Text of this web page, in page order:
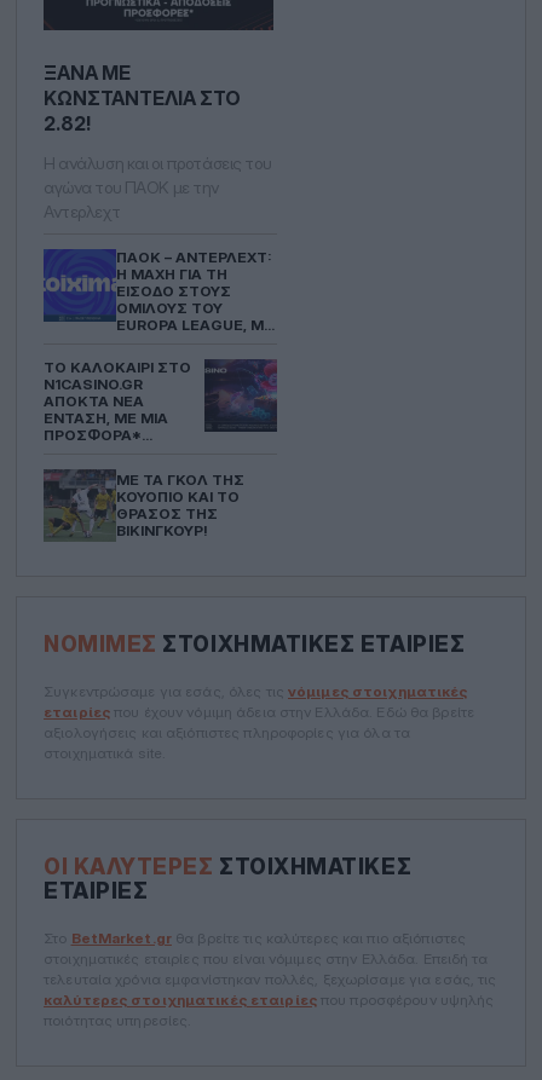
ΞΑΝΆ ΜΕ
ΚΩΝΣΤΑΝΤΈΛΙΑ ΣΤΟ
2.82!
Η ανάλυση και οι προτάσεις του
αγώνα του ΠΑΟΚ με την
Αντερλεχτ
ΠΑΟΚ – ΆΝΤΕΡΛΕΧΤ:
Η ΜΆΧΗ ΓΙΑ ΤΗ
ΕΊΣΟΔΟ ΣΤΟΥΣ
ΟΜΊΛΟΥΣ ΤΟΥ
EUROPA LEAGUE, ΜΕ
ΑΝΤΑΜΟΙΒΉΣ ΣΤΗ
STOIXIMAN!
ΤΟ ΚΑΛΟΚΑΊΡΙ ΣΤΟ
N1CASINO.GR
ΑΠΟΚΤΆ ΝΈΑ
ΈΝΤΑΣΗ, ΜΕ ΜΙΑ
ΠΡΟΣΦΟΡΆ*
ΜΕ ΤΑ ΓΚΟΛ ΤΗΣ
ΚΟΥΌΠΙΟ ΚΑΙ ΤΟ
ΘΡΆΣΟΣ ΤΗΣ
ΒΊΚΙΝΓΚΟΥΡ!
ΝΌΜΙΜΕΣ ΣΤΟΙΧΗΜΑΤΙΚΈΣ ΕΤΑΙΡΊΕΣ
Συγκεντρώσαμε για εσάς, όλες τις νόμιμες στοιχηματικές
εταιρίες που έχουν νόμιμη άδεια στην Ελλάδα. Εδώ θα βρείτε
αξιολογήσεις και αξιόπιστες πληροφορίες για όλα τα
στοιχηματικά site.
ΟΙ ΚΑΛΎΤΕΡΕΣ ΣΤΟΙΧΗΜΑΤΙΚΈΣ
ΕΤΑΙΡΊΕΣ
Στο BetMarket.grθα βρείτε τις καλύτερες και πιο αξιόπιστες
στοιχηματικές εταιρίες που είναι νόμιμες στην Ελλάδα. Επειδή τα
τελευταία χρόνια εμφανίστηκαν πολλές, ξεχωρίσαμε για εσάς, τις
καλύτερες στοιχηματικές εταιρίεςπου προσφέρουν υψηλής
ποιότητας υπηρεσίες.